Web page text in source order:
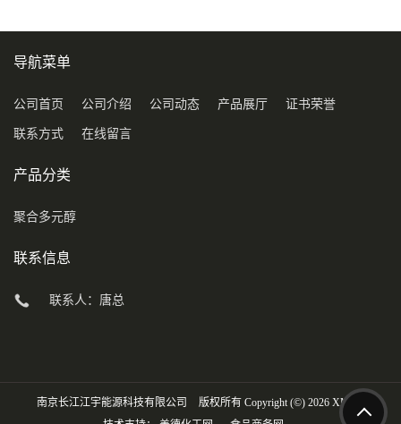
导航菜单
公司首页 公司介绍 公司动态 产品展厅 证书荣誉
联系方式 在线留言
产品分类
聚合多元醇
联系信息
联系人：唐总
南京长江江宇能源科技有限公司 版权所有 Copyright (©) 2026 XML